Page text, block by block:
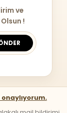
ve
!